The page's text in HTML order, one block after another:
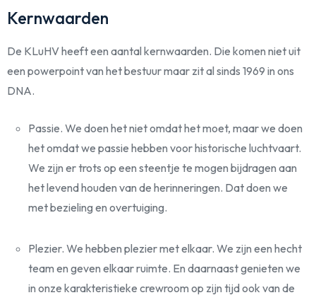
Kernwaarden
De KLuHV heeft een aantal kernwaarden. Die komen niet uit
een powerpoint van het bestuur maar zit al sinds 1969 in ons
DNA.
Passie. We doen het niet omdat het moet, maar we doen
het omdat we passie hebben voor historische luchtvaart.
We zijn er trots op een steentje te mogen bijdragen aan
het levend houden van de herinneringen. Dat doen we
met bezieling en overtuiging.
Plezier. We hebben plezier met elkaar. We zijn een hecht
team en geven elkaar ruimte. En daarnaast genieten we
in onze karakteristieke crewroom op zijn tijd ook van de